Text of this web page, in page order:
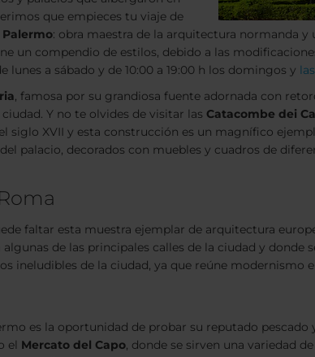
que empieces tu viaje de
: obra maestra de la arquitectura normanda
un compendio de estilos, debido a las
lunes a sábado y de 10:00 a 19:00 h los domingos y
, famosa por su grandiosa fuente adornada con
Y no te olvides de visitar las Catacombe dei
siglo XVII y esta construcción es un magnífico
palacio, decorados con muebles y cuadros de
faltar esta muestra ejemplar de arquitectura
de las principales calles de la ciudad y
ineludibles de la ciudad, ya que reúne modernismo
es la oportunidad de probar su reputado pescado
el Mercato del Capo, donde se sirven una variedad